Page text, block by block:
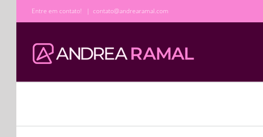
Entre em contato! | contato@andrearamal.com